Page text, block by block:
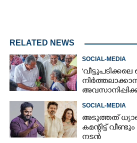
RELATED NEWS
SOCIAL-MEDIA
SOCIAL-MEDIA
അടുത്തത്
കമന്റിട്ട്
നടൻ